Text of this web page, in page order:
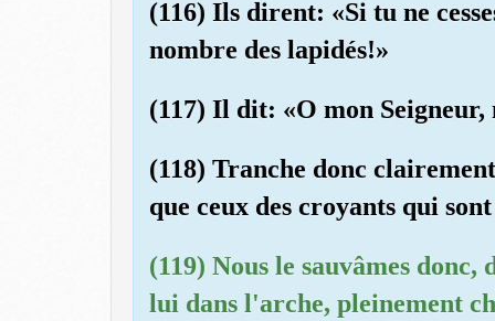
(116) Ils dirent: «Si tu ne
nombre des lapidés!»
(117) Il dit: «O mon
(118) Tranche donc
que ceux des croyants qui
(119) Nous le sauvâmes
lui dans l'arche, pleinement